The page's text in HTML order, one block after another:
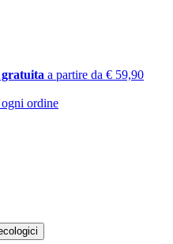
a partire da € 59,90
ordine